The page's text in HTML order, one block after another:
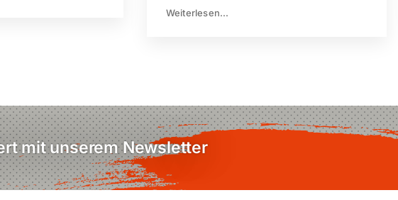
Weiterlesen...
mit unserem Newsletter